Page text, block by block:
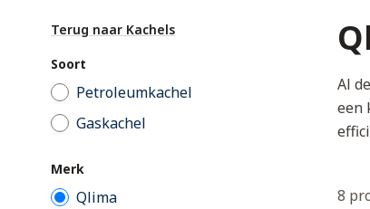
Terug naar Kachels
Soort
Petroleumkachel
Gaskachel
Merk
Qlima
Al
een
8